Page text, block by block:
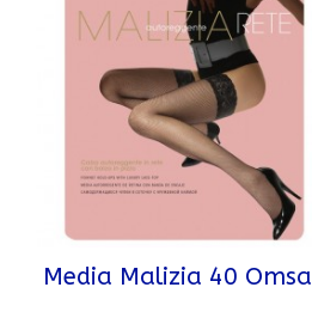
Media Malizia 40 Omsa